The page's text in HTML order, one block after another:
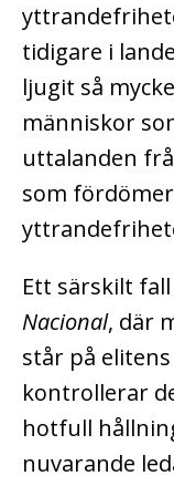
tidigare i
ljugit så
människor
uttalanden
som
Ett särskilt
Nacional, där
står på
kontrollerar
hotfull
nuvarande